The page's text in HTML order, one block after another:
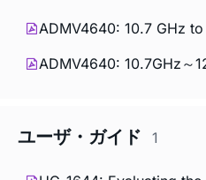
ADMV4640: 10.7 GHz
ADMV4640: 10.7GHz～
ユーザ・ガイド 1